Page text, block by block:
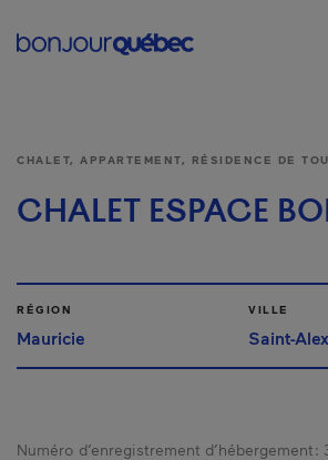
Main
CHALET, APPARTEMENT, RÉSIDENCE DE
CHALET ESPACE
RÉGION
Mauricie
VILLE
Saint-
Numéro d’enregistrement d’hébergement :